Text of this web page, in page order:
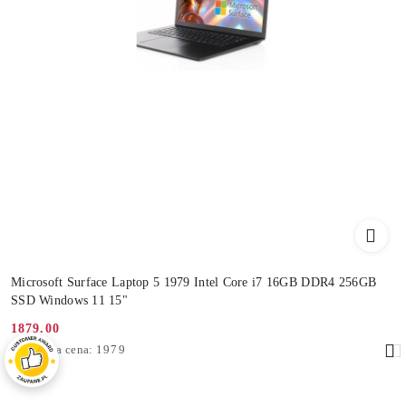
Microsoft Surface Laptop 5 1979 Intel Core i7 16GB DDR4 256GB
SSD Windows 11 15"
Cena
promocyjna:
1879.00
Najniższa
cena
z
Najniższa cena: 1979